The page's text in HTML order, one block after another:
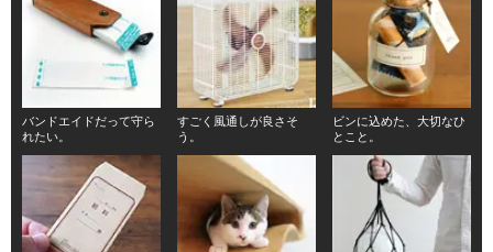
バンドエイドだって守ら
れたい。
すごく風通しが良さそ
う。
ビンに込めた、大切なひ
とこと。